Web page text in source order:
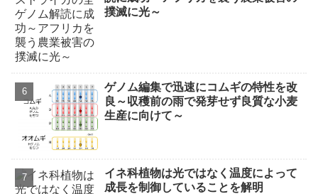
撲滅に光～
ゲノム編集で迅速にコムギの特性を改
良～収穫前の雨で発芽せず良質な小麦
生産に向けて～
イネ科植物は光ではなく温度によって
成長を制御していることを解明